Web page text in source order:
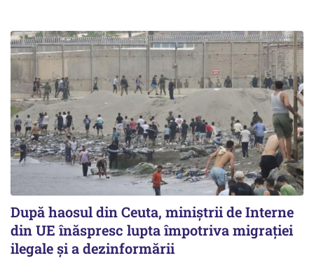
După haosul din Ceuta, miniștrii de Interne
din UE înăspresc lupta împotriva migrației
ilegale și a dezinformării